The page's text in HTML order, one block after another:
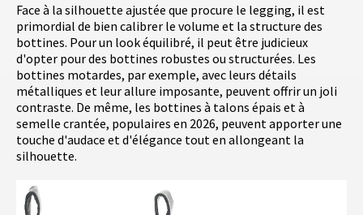
Face à la silhouette ajustée que procure le legging, il est
primordial de bien calibrer le volume et la structure des
bottines. Pour un look équilibré, il peut être judicieux
d'opter pour des bottines robustes ou structurées. Les
bottines motardes, par exemple, avec leurs détails
métalliques et leur allure imposante, peuvent offrir un joli
contraste. De même, les bottines à talons épais et à
semelle crantée, populaires en 2026, peuvent apporter une
touche d'audace et d'élégance tout en allongeant la
silhouette.